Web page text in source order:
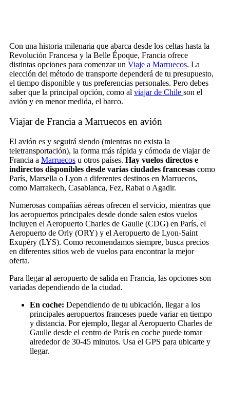
Con una historia milenaria que abarca desde los celtas hasta la
Revolución Francesa y la Belle Époque, Francia ofrece
distintas opciones para comenzar un Viaje a Marruecos. La
elección del método de transporte dependerá de tu presupuesto,
el tiempo disponible y tus preferencias personales. Pero debes
saber que la principal opción, como al viajar de Chile son el
avión y en menor medida, el barco.
Viajar de Francia a Marruecos en avión
El avión es y seguirá siendo (mientras no exista la
teletransportación), la forma más rápida y cómoda de viajar de
Francia a Marruecos u otros países. Hay vuelos directos e
indirectos disponibles desde varias ciudades francesas como
París, Marsella o Lyon a diferentes destinos en Marruecos,
como Marrakech, Casablanca, Fez, Rabat o Agadir.
Numerosas compañías aéreas ofrecen el servicio, mientras que
los aeropuertos principales desde donde salen estos vuelos
incluyen el Aeropuerto Charles de Gaulle (CDG) en París, el
Aeropuerto de Orly (ORY) y el Aeropuerto de Lyon-Saint
Exupéry (LYS). Como recomendamos siempre, busca precios
en diferentes sitios web de vuelos para encontrar la mejor
oferta.
Para llegar al aeropuerto de salida en Francia, las opciones son
variadas dependiendo de la ciudad.
En coche: Dependiendo de tu ubicación, llegar a los
principales aeropuertos franceses puede variar en tiempo
y distancia. Por ejemplo, llegar al Aeropuerto Charles de
Gaulle desde el centro de París en coche puede tomar
alrededor de 30-45 minutos. Usa el GPS para ubicarte y
llegar.